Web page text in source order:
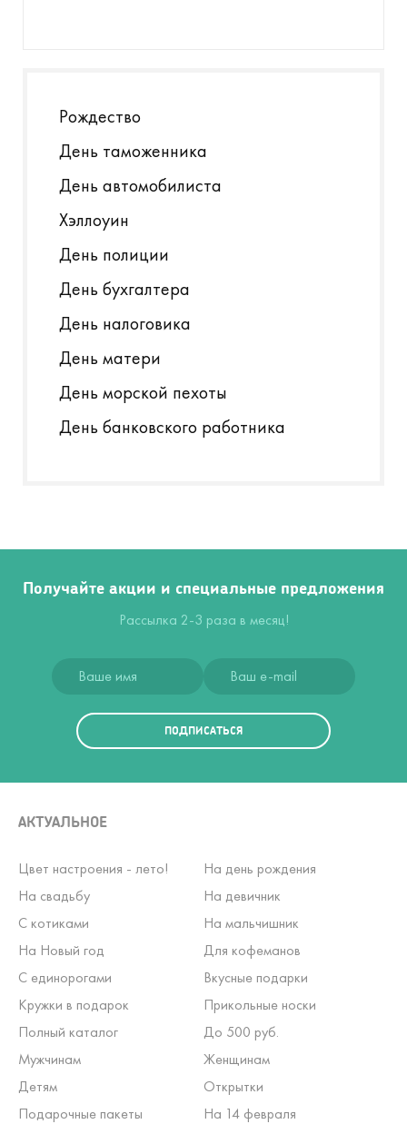
Рождество
День таможенника
День автомобилиста
Хэллоуин
День полиции
День бухгалтера
День налоговика
День матери
День морской пехоты
День банковского работника
Получайте акции и специальные предложения
Рассылка 2-3 раза в месяц!
ПОДПИСАТЬСЯ
АКТУАЛЬНОЕ
Цвет настроения - лето!
На день рождения
На свадьбу
На девичник
С котиками
На мальчишник
На Новый год
Для кофеманов
С единорогами
Вкусные подарки
Кружки в подарок
Прикольные носки
Полный каталог
До 500 руб.
Мужчинам
Женщинам
Детям
Открытки
Подарочные пакеты
На 14 февраля